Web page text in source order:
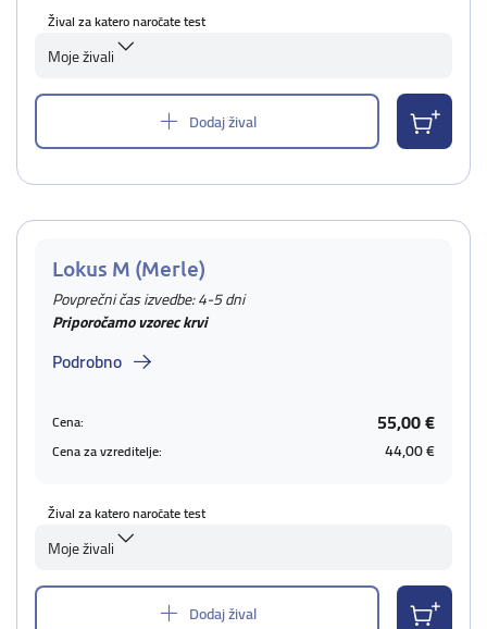
Žival za katero naročate test
Moje živali
Dodaj žival
Lokus M (Merle)
Povprečni čas izvedbe: 4-5 dni
Priporočamo vzorec krvi
Podrobno
Cena: 55,00 €
Cena za vzreditelje: 44,00 €
Žival za katero naročate test
Moje živali
Dodaj žival